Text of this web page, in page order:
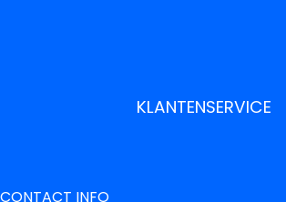
KLANTENSERVICE
CONTACT INFO